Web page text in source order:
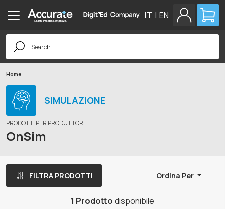
IT | EN
Search
for:
Home
SIMULAZIONE
PRODOTTI PER PRODUTTORE
OnSim
FILTRA PRODOTTI Ordina Per
1 Prodottodisponibile